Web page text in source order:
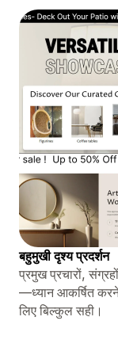
बहुमुखी दृश्य प्रदर्शन
प्रमुख प्रचारों,
—ध्यान आकर्षित
लिए बिल्कुल सही।